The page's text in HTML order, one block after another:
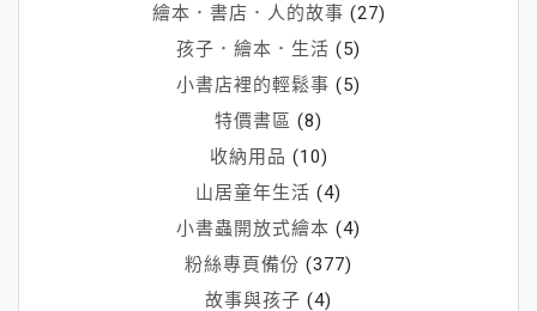
繪本．書店．人的故事 (27)
孩子．繪本．生活 (5)
小書店裡的輕鬆事 (5)
特價書區 (8)
收納用品 (10)
山居童年生活 (4)
小書蟲開放式繪本 (4)
粉絲專頁備份 (377)
故事與孩子 (4)